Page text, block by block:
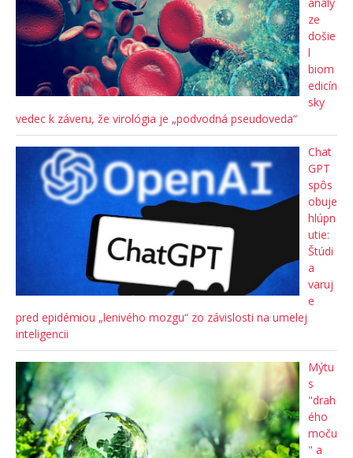
ze
došie
l
biom
edicín
sky
vedec k záveru, že virológia je „podvodná pseudoveda“
Chat
GPT
spôs
obuje
hlúpn
utie:
Štúdi
a
varuj
e
pred epidémiou „lenivého mozgu“ zo závislosti na umelej
inteligencii
Mýtu
s
"drah
ého
moču
" a